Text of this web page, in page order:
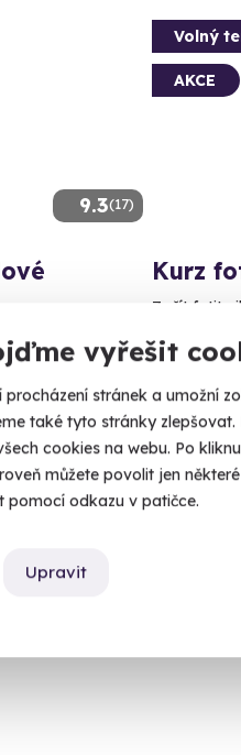
vyřešit
stránek a umožní
také tyto stránky zlepšovat.
cookies na webu. Po
můžete povolit jen některé
pomocí odkazu v patičce.
Upravit
9.3(17)
Volný
AKCE
Kurz
Začít fotit
2 799 Kč
2 220